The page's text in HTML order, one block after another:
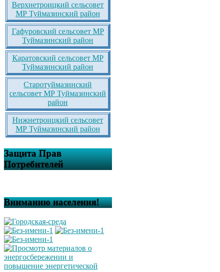
Верхнетроицкий сельсовет
МР Туймазинский район
Гафуровский сельсовет МР
Туймазинский район
Каратовский сельсовет МР
Туймазинский район
Старотуймазинский
сельсовет МР Туймазинский
район
Нижнетроицкий сельсовет
МР Туймазинский район
Защита Прав
Потребителей
Вниманию населения!